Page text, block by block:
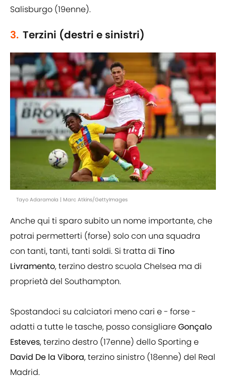
Salisburgo (19enne).
3. Terzini (destri e sinistri)
Tayo Adaramola | Marc Atkins/GettyImages
Anche qui ti sparo subito un nome importante, che
potrai permetterti (forse) solo con una squadra
con tanti, tanti, tanti soldi. Si tratta di Tino
Livramento, terzino destro scuola Chelsea ma di
proprietà del Southampton.
Spostandoci su calciatori meno cari e - forse -
adatti a tutte le tasche, posso consigliareGonçalo
Esteves, terzino destro (17enne) dello Sporting e
David De la Vibora, terzino sinistro (18enne) del Real
Madrid.